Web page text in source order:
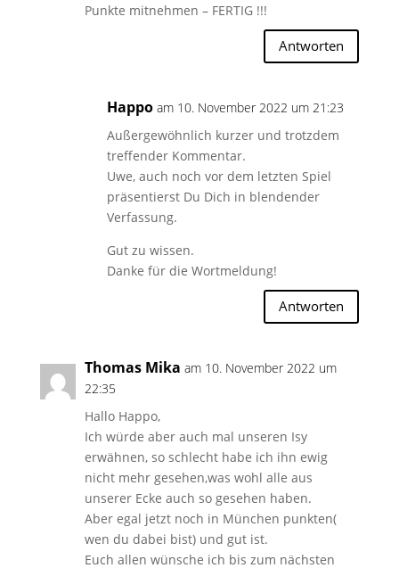
Punkte mitnehmen – FERTIG !!!
Antworten
Happo am 10. November 2022 um 21:23
Außergewöhnlich kurzer und trotzdem
treffender Kommentar.
Uwe, auch noch vor dem letzten Spiel
präsentierst Du Dich in blendender
Verfassung.
Gut zu wissen.
Danke für die Wortmeldung!
Antworten
Thomas Mika am 10. November 2022 um
22:35
Hallo Happo,
Ich würde aber auch mal unseren Isy
erwähnen, so schlecht habe ich ihn ewig
nicht mehr gesehen,was wohl alle aus
unserer Ecke auch so gesehen haben.
Aber egal jetzt noch in München punkten(
wen du dabei bist) und gut ist.
Euch allen wünsche ich bis zum nächsten